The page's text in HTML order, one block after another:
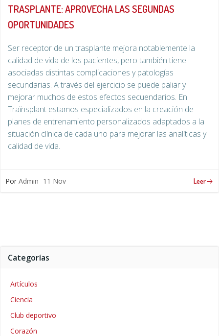
TRASPLANTE: APROVECHA LAS SEGUNDAS
OPORTUNIDADES
Ser receptor de un trasplante mejora notablemente la
calidad de vida de los pacientes, pero también tiene
asociadas distintas complicaciones y patologías
secundarias. A través del ejercicio se puede paliar y
mejorar muchos de estos efectos secuendarios. En
Traïnsplant estamos especializados en la creación de
planes de entrenamiento personalizados adaptados a la
situación clínica de cada uno para mejorar las analíticas y
calidad de vida.
Por Admin 11 Nov Leer
Categorías
Artículos
Ciencia
Club deportivo
Corazón